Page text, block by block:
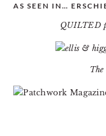
AS SEEN IN…
QUILTED